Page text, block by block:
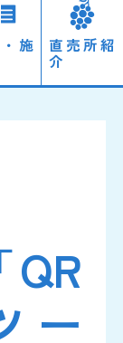
施
直売所紹
介
ー